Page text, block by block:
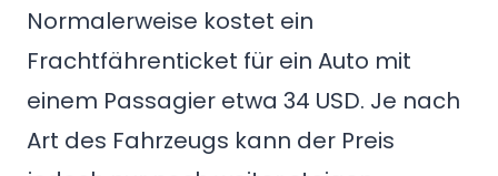
Normalerweise kostet ein
Frachtfährenticket für ein Auto mit
einem Passagier etwa 34 USD. Je nach
Art des Fahrzeugs kann der Preis